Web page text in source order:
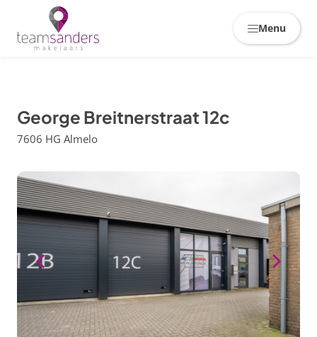
Menu
George Breitnerstraat 12c
7606 HG Almelo